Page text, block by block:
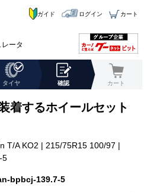
ータ
ガイド ログイン カート
タイヤ 確認 カート
着するホイールセット
T/A KO2 | 215/75R15 100/97 |
5
bpbcj-139.7-5